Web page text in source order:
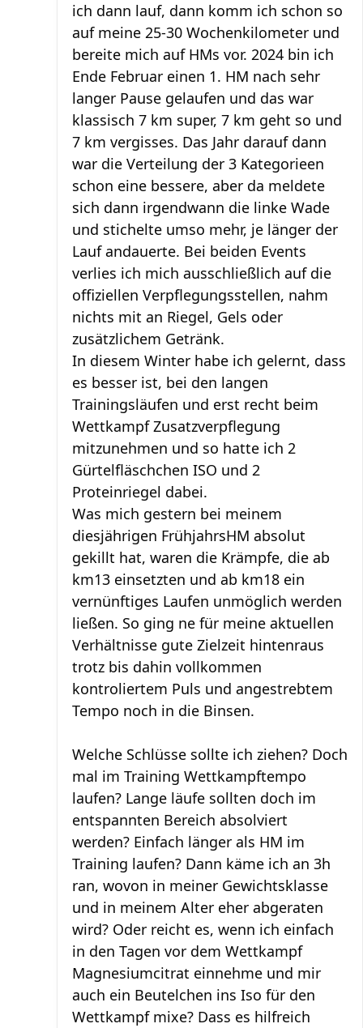
ich dann lauf, dann komm ich schon so
auf meine 25-30 Wochenkilometer und
bereite mich auf HMs vor. 2024 bin ich
Ende Februar einen 1. HM nach sehr
langer Pause gelaufen und das war
klassisch 7 km super, 7 km geht so und
7 km vergisses. Das Jahr darauf dann
war die Verteilung der 3 Kategorieen
schon eine bessere, aber da meldete
sich dann irgendwann die linke Wade
und stichelte umso mehr, je länger der
Lauf andauerte. Bei beiden Events
verlies ich mich ausschließlich auf die
offiziellen Verpflegungsstellen, nahm
nichts mit an Riegel, Gels oder
zusätzlichem Getränk.
In diesem Winter habe ich gelernt, dass
es besser ist, bei den langen
Trainingsläufen und erst recht beim
Wettkampf Zusatzverpflegung
mitzunehmen und so hatte ich 2
Gürtelfläschchen ISO und 2
Proteinriegel dabei.
Was mich gestern bei meinem
diesjährigen FrühjahrsHM absolut
gekillt hat, waren die Krämpfe, die ab
km13 einsetzten und ab km18 ein
vernünftiges Laufen unmöglich werden
ließen. So ging ne für meine aktuellen
Verhältnisse gute Zielzeit hintenraus
trotz bis dahin vollkommen
kontroliertem Puls und angestrebtem
Tempo noch in die Binsen.
Welche Schlüsse sollte ich ziehen? Doch
mal im Training Wettkampftempo
laufen? Lange läufe sollten doch im
entspannten Bereich absolviert
werden? Einfach länger als HM im
Training laufen? Dann käme ich an 3h
ran, wovon in meiner Gewichtsklasse
und in meinem Alter eher abgeraten
wird? Oder reicht es, wenn ich einfach
in den Tagen vor dem Wettkampf
Magnesiumcitrat einnehme und mir
auch ein Beutelchen ins Iso für den
Wettkampf mixe? Dass es hilfreich